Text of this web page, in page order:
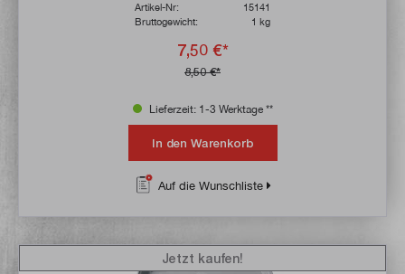
Artikel-Nr:
15141
Bruttogewicht:
1 kg
7,50 €*
8,50 €*
Lieferzeit: 1-3 Werktage **
In den Warenkorb
Auf die Wunschliste
Jetzt kaufen!